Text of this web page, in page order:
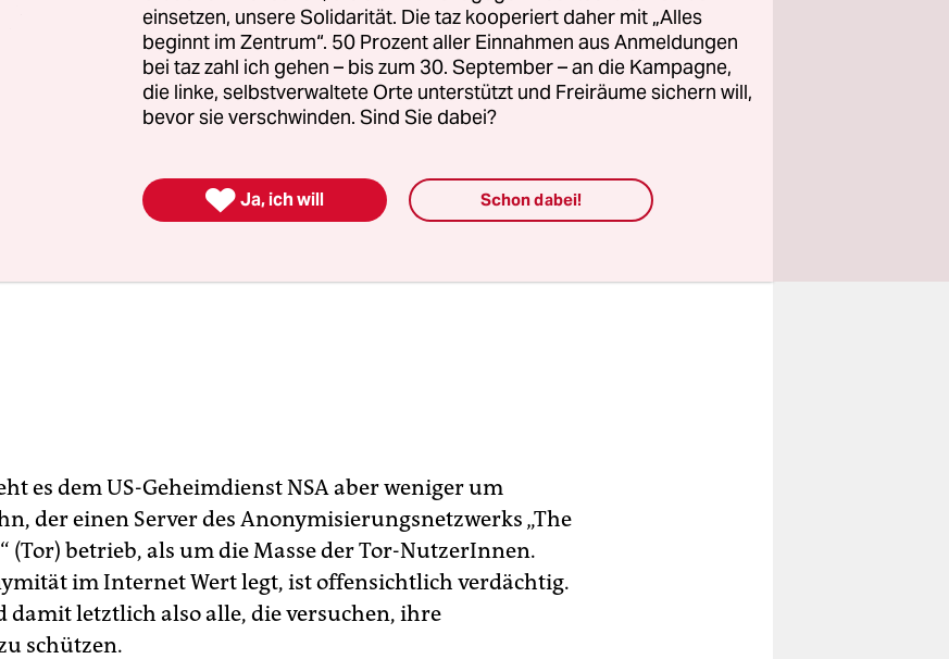
nur helfen wollte, die Privatsphäre zu schützen.
es dem US-Geheimdienst NSA aber weniger um
der einen Server des Anonymisierungsnetzwerks „The
(Tor) betrieb, als um die Masse der Tor-NutzerInnen.
im Internet Wert legt, ist offensichtlich verdächtig.
damit letztlich also alle, die versuchen, ihre
schützen.
einsetzen, unsere Solidarität. Die taz kooperiert daher mit „Alles
beginnt im Zentrum“. 50 Prozent aller Einnahmen aus Anmeldungen
bei taz zahl ich gehen – bis zum 30. September – an die Kampagne,
die linke, selbstverwaltete Orte unterstützt und Freiräume sichern will,
bevor sie verschwinden. Sind Sie dabei?
 Ja, ich will Schon dabei!